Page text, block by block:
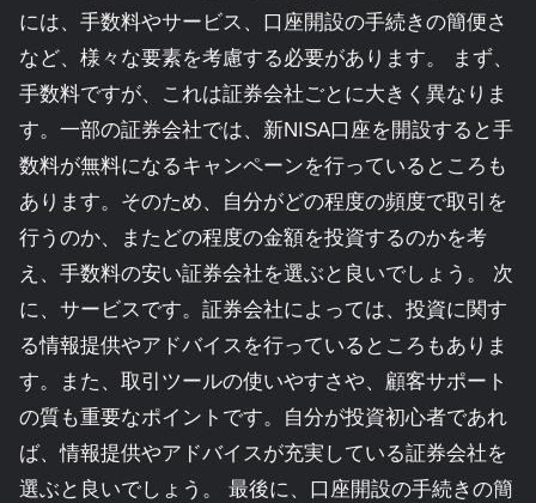
には、手数料やサービス、口座開設の手続きの簡便さ
など、様々な要素を考慮する必要があります。 まず、
手数料ですが、これは証券会社ごとに大きく異なりま
す。一部の証券会社では、新NISA口座を開設すると手
数料が無料になるキャンペーンを行っているところも
あります。そのため、自分がどの程度の頻度で取引を
行うのか、またどの程度の金額を投資するのかを考
え、手数料の安い証券会社を選ぶと良いでしょう。 次
に、サービスです。証券会社によっては、投資に関す
る情報提供やアドバイスを行っているところもありま
す。また、取引ツールの使いやすさや、顧客サポート
の質も重要なポイントです。自分が投資初心者であれ
ば、情報提供やアドバイスが充実している証券会社を
選ぶと良いでしょう。 最後に、口座開設の手続きの簡